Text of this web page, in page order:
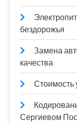
бездорожья
Замена
качества
Стоимость
Сергиевом